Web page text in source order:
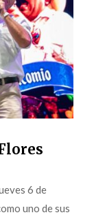
6 de
uno de sus